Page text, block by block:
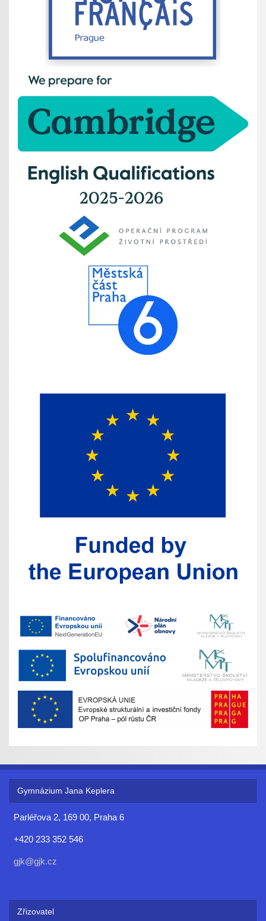
Gymnázium Jana Keplera
Parléřova 2, 169 00, Praha 6
+420 233 352 546
gjk@gjk.cz
Zřizovatel